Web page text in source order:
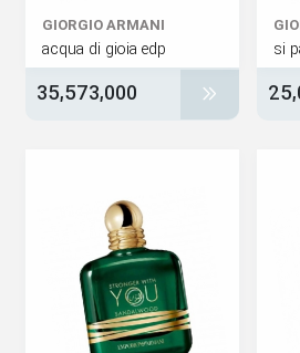
GIORGIO ARMANI
acqua di gioia edp
35,573,000